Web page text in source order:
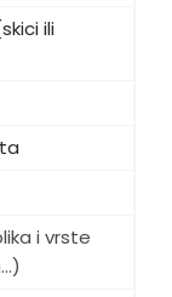
ili
i vrste